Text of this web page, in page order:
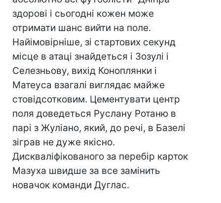
здорові і сьогодні кожен може
отримати шанс вийти на поле.
Найімовірніше, зі стартових секунд
місце в атаці знайдеться і Зозулі і
Селезньову, вихід Коноплянки і
Матеуса взагалі виглядає майже
стовідсотковим. Цементувати центр
поля доведеться Руслану Ротаню в
парі з Жуліано, який, до речі, в Базелі
зіграв не дуже якісно.
Дискваліфікованого за перебір карток
Мазуха швидше за все замінить
новачок команди Дуглас.